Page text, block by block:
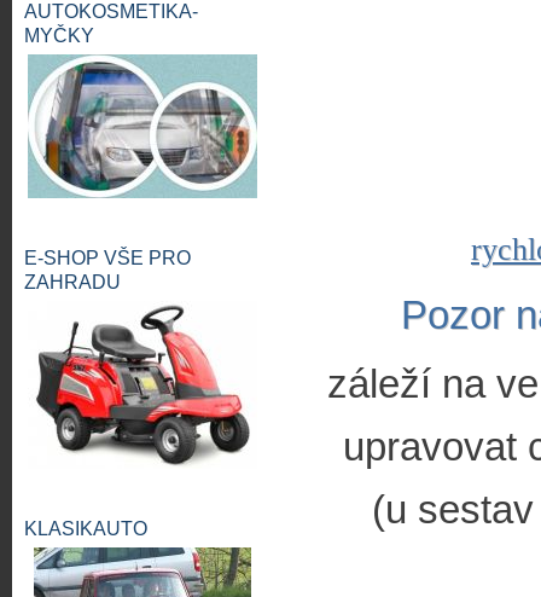
Pozor
záleží na
upravovat
(u
AUTOKOSMETIKA-
MYČKY
E-SHOP VŠE PRO
ZAHRADU
KLASIKAUTO